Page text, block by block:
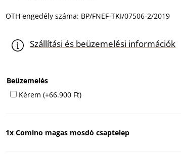
OTH engedély száma: BP/FNEF-TKI/07506-2/2019
Szállítási és beüzemelési információk
Beüzemelés
Kérem(+66.900 Ft)
1xComino magas mosdó csaptelep